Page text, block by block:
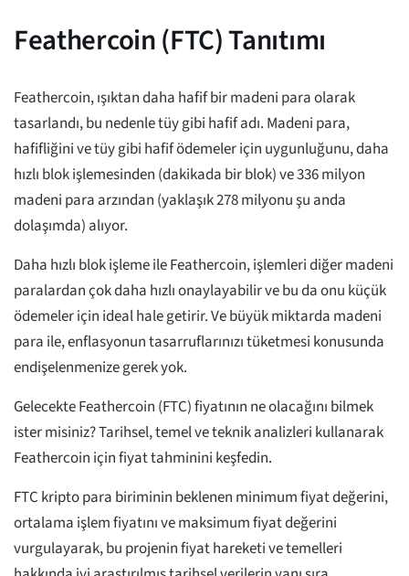
Feathercoin (FTC) Tanıtımı
Feathercoin, ışıktan daha hafif bir madeni para olarak
tasarlandı, bu nedenle tüy gibi hafif adı. Madeni para,
hafifliğini ve tüy gibi hafif ödemeler için uygunluğunu, daha
hızlı blok işlemesinden (dakikada bir blok) ve 336 milyon
madeni para arzından (yaklaşık 278 milyonu şu anda
dolaşımda) alıyor.
Daha hızlı blok işleme ile Feathercoin, işlemleri diğer madeni
paralardan çok daha hızlı onaylayabilir ve bu da onu küçük
ödemeler için ideal hale getirir. Ve büyük miktarda madeni
para ile, enflasyonun tasarruflarınızı tüketmesi konusunda
endişelenmenize gerek yok.
Gelecekte Feathercoin (FTC) fiyatının ne olacağını bilmek
ister misiniz? Tarihsel, temel ve teknik analizleri kullanarak
Feathercoin için fiyat tahminini keşfedin.
FTC kripto para biriminin beklenen minimum fiyat değerini,
ortalama işlem fiyatını ve maksimum fiyat değerini
vurgulayarak, bu projenin fiyat hareketi ve temelleri